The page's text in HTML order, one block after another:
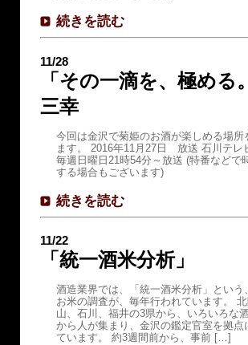
続きを読む
11/28
「その一滴を、極め
三幸
今回は金沢で菊姫のお酒が楽しめる場所
ます。 2016年11月27日 放送 石川テレ
毎週日曜日21時54分～放送 (特番などで
する場合もございます)
続きを読む
11/22
「統一酒米分析」
酒造業界では、「統一酒米分析」という
お米の調査が、毎年行われています。
山、石川、福井の3県から、いろいろな
から人が集まり、金沢の鑑定官室を拠点
ています。 約3週間前から、事前 […]